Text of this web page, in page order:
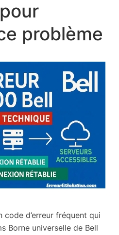
problème
code d’erreur fréquent qui
Borne universelle de Bell